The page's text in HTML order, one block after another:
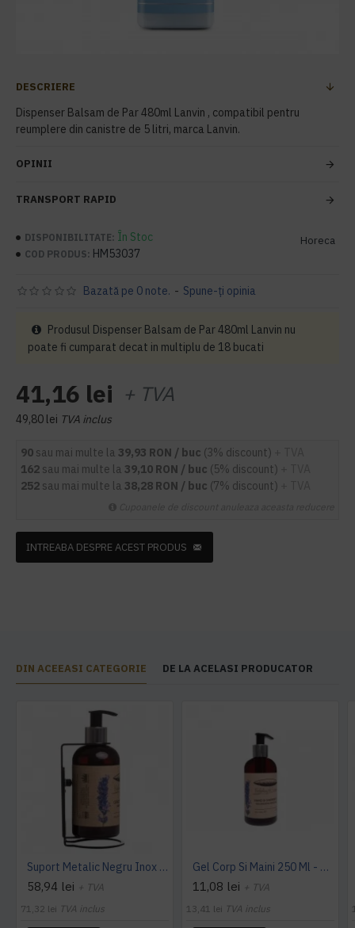
DESCRIERE
Dispenser Balsam de Par 480ml Lanvin , compatibil pentru
reumplere din canistre de 5 litri, marca Lanvin.
OPINII
TRANSPORT RAPID
DISPONIBILITATE: În Stoc
COD PRODUS: HM53037
Horeca
Bazată pe 0 note. - Spune-ţi opinia
41,16 lei + TVA
49,80 lei TVA inclus
Produsul Dispenser Balsam de Par 480ml Lanvin nu
poate fi cumparat decat in multiplu de 18 bucati
90 sau mai multe la 39,93 RON / buc (3% discount)
162 sau mai multe la 39,10 RON / buc (5% discount)
252 sau mai multe la 38,28 RON / buc (7% discount)
INTREABA DESPRE ACEST PRODUS
DIN ACEEASI CATEGORIE DE LA ACELASI PRODUCATOR
Suport Metalic Negru Inox 250ml - Botanika
58,94 lei + TVA
71,32 lei TVA inclus
Gel Corp Si Maini 250 Ml - Botanika Lavanda
11,08 lei + TVA
13,41 lei TVA inclus